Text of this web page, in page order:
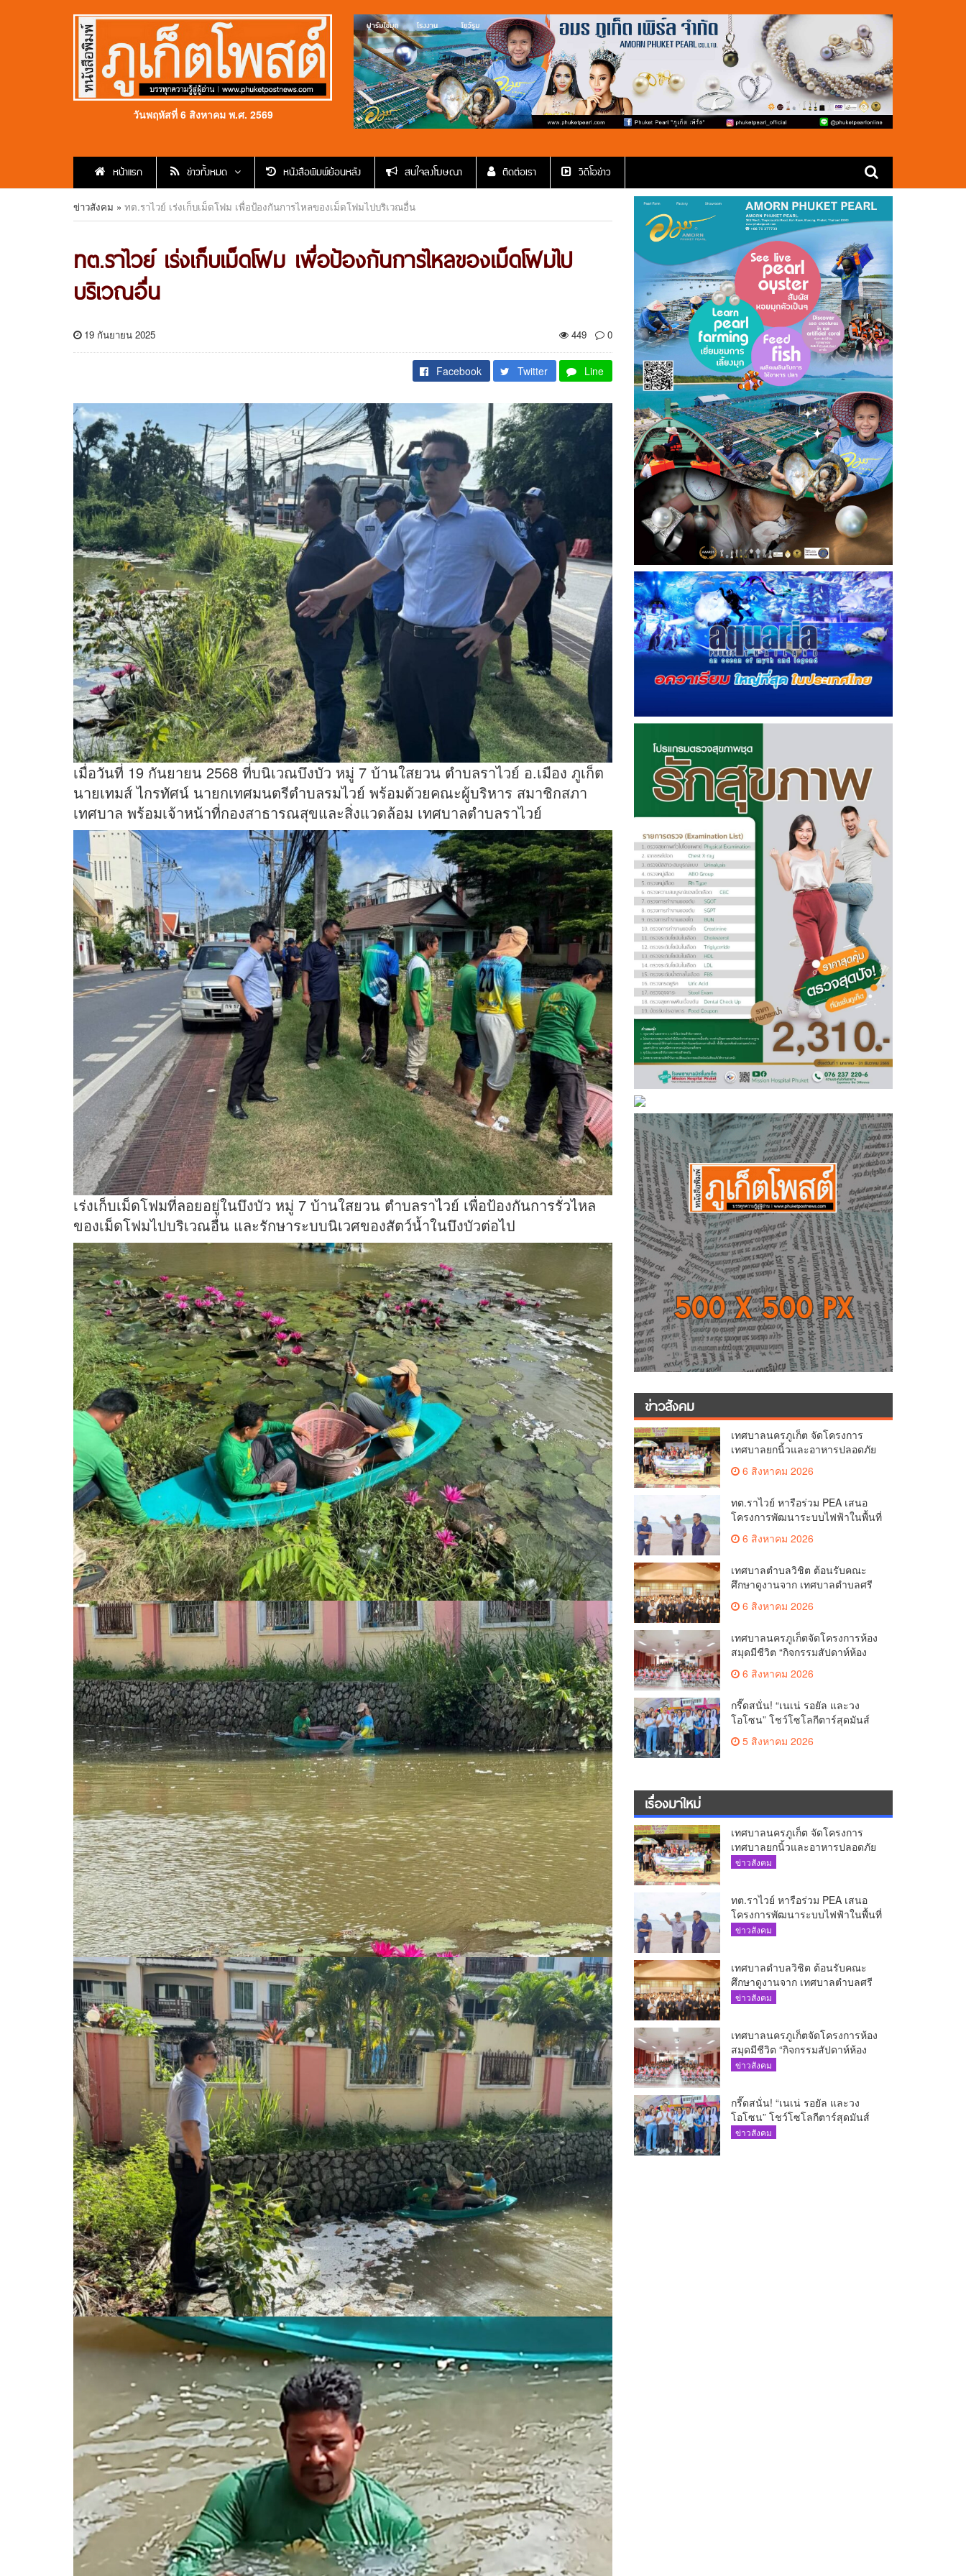
วันพฤหัสที่ 6 สิงหาคม พ.ศ. 2569
หน้าแรก ข่าวทั้งหมด หนังสือพิมพ์ย้อนหลัง สนใจลงโฆษณา ติดต่อเรา วีดีโอข่าว
ข่าวสังคม » ทต.ราไวย์ เร่งเก็บเม็ดโฟม เพื่อป้องกันการไหลของเม็ดโฟมไปบริเวณอื่น
ทต.ราไวย์ เร่งเก็บเม็ดโฟม เพื่อป้องกันการไหลของเม็ดโฟมไป
บริเวณอื่น
19 กันยายน 2025 449 0
Facebook Twitter Line
เมื่อวันที่ 19 กันยายน 2568 ที่บนิเวณบึงบัว หมู่ 7 บ้านใสยวน ตำบลราไวย์ อ.เมือง ภูเก็ต
นายเทมส์ ไกรทัศน์ นายกเทศมนตรีตำบลรมไวย์ พร้อมด้วยคณะผู้บริหาร สมาชิกสภา
เทศบาล พร้อมเจ้าหน้าที่กองสาธารณสุขและสิ่งแวดล้อม เทศบาลตำบลราไวย์
เร่งเก็บเม็ดโฟมที่ลอยอยู่ในบึงบัว หมู่ 7 บ้านใสยวน ตำบลราไวย์ เพื่อป้องกันการรั่วไหล
ของเม็ดโฟมไปบริเวณอื่น และรักษาระบบนิเวศของสัตว์น้ำในบึงบัวต่อไป
ข่าวสังคม
เทศบาลนครภูเก็ต จัดโครงการ
เทศบาลยกนิ้วและอาหารปลอดภัย
เพื่อสุขอนามัยผู้บริโภค
6 สิงหาคม 2026
ทต.ราไวย์ หารือร่วม PEA เสนอ
โครงการพัฒนาระบบไฟฟ้าในพื้นที่
เกาะโหลน
6 สิงหาคม 2026
เทศบาลตำบลวิชิต ต้อนรับคณะ
ศึกษาดูงานจาก เทศบาลตำบลศรี
สุนทร
6 สิงหาคม 2026
เทศบาลนครภูเก็ตจัดโครงการห้อง
สมุดมีชีวิต “กิจกรรมสัปดาห์ห้อง
สมุด”6 สิงหาคม 2026
กรี๊ดสนั่น! “เนเน่ รอยัล และวง
โอโซน” โชว์โซโลกีตาร์สุดมันส์
นักเรียนสตรีภูเก็ตนั่งไม่ติด ทั้งเต้น-
ร้อง5 สิงหาคม 2026
เรื่องมาใหม่
เทศบาลนครภูเก็ต จัดโครงการ
เทศบาลยกนิ้วและอาหารปลอดภัย
เพื่อสุขอนามัยผู้บริโภค
ข่าวสังคม
ทต.ราไวย์ หารือร่วม PEA เสนอ
โครงการพัฒนาระบบไฟฟ้าในพื้นที่
เกาะโหลน
ข่าวสังคม
เทศบาลตำบลวิชิต ต้อนรับคณะ
ศึกษาดูงานจาก เทศบาลตำบลศรี
สุนทร
ข่าวสังคม
เทศบาลนครภูเก็ตจัดโครงการห้อง
สมุดมีชีวิต “กิจกรรมสัปดาห์ห้อง
สมุด”
ข่าวสังคม
กรี๊ดสนั่น! “เนเน่ รอยัล และวง
โอโซน” โชว์โซโลกีตาร์สุดมันส์
นักเรียนสตรีภูเก็ตนั่งไม่ติด ทั้งเต้น-
ข่าวสังคม